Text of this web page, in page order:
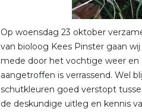
Op woensdag 23 oktober
van bioloog Kees Pinster gaan
mede door het vochtige weer en
aangetroffen is verrassend. Wel
schutkleuren goed verstopt
de deskundige uitleg en kennis